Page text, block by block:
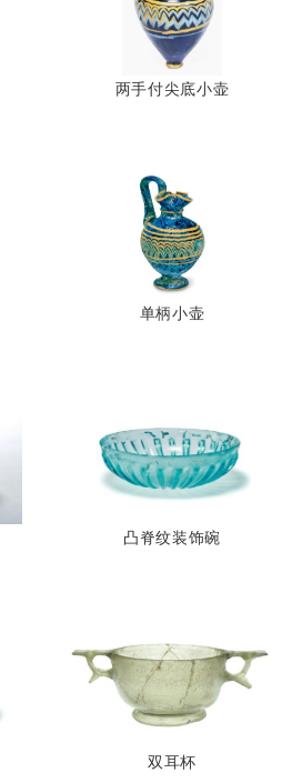
两手付尖底小壶
单柄小壶
凸脊纹装饰碗
双耳杯